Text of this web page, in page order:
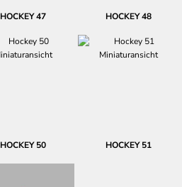
HOCKEY 47 HOCKEY 48
HOCKEY 50 HOCKEY 51